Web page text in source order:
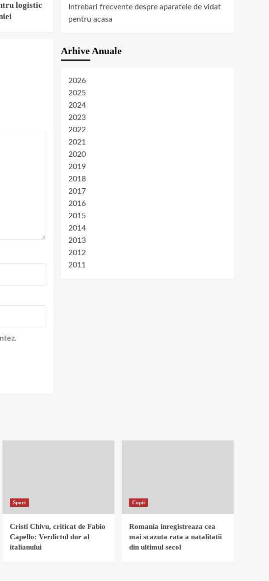
logistic
Intrebari frecvente despre aparatele de vidat
pentru acasa
Arhive Anuale
2026
2025
2024
2023
2022
2021
2020
2019
2018
2017
2016
2015
2014
2013
2012
2011
Sport
Cristi Chivu, criticat de Fabio
Capello: Verdictul dur al
italianului
Copii
Romania inregistreaza cea
mai scazuta rata a natalitatii
din ultimul secol